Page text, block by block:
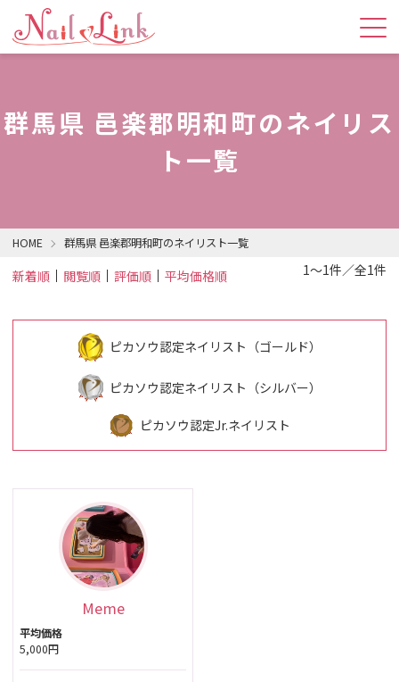
群馬県 邑楽郡明和町のネイリス
ト一覧
HOME 群馬県 邑楽郡明和町のネイリスト一覧
新着順 閲覧順 評価順 平均価格順 1～1件／全1件
ピカソウ認定ネイリスト（ゴールド）
ピカソウ認定ネイリスト（シルバー）
ピカソウ認定Jr.ネイリスト
Meme
平均価格
5,000円